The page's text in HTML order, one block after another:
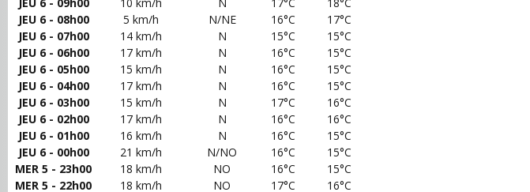
JEU 6 - 08h00
5 km/h N/NE 16°C
17°C
JEU 6 - 07h00
14 km/h N 15°C
15°C
JEU 6 - 06h00
17 km/h N 16°C
15°C
JEU 6 - 05h00
15 km/h N 16°C
15°C
JEU 6 - 04h00
17 km/h N 16°C
15°C
JEU 6 - 03h00
15 km/h N 17°C
16°C
JEU 6 - 02h00
17 km/h N 16°C
16°C
JEU 6 - 01h00
16 km/h N 16°C
15°C
JEU 6 - 00h00
21 km/h N/NO 16°C
15°C
MER 5 - 23h00
18 km/h NO 16°C
15°C
MER 5 - 22h00
18 km/h NO 17°C 16°C